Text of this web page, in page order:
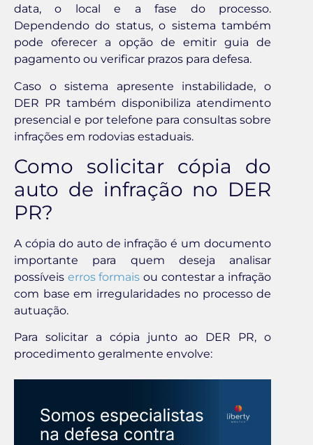
data, o local e a fase do processo.
Dependendo do status, o sistema também
pode oferecer a opção de emitir guia de
pagamento ou verificar prazos para defesa.
Caso o sistema apresente instabilidade, o
DER PR também disponibiliza atendimento
presencial e por telefone para consultas sobre
infrações em rodovias estaduais.
Como solicitar cópia do
auto de infração no DER
PR?
A cópia do auto de infração é um documento
importante para quem deseja analisar
possíveis erros formais ou contestar a infração
com base em irregularidades no processo de
autuação.
Para solicitar a cópia junto ao DER PR, o
procedimento geralmente envolve: